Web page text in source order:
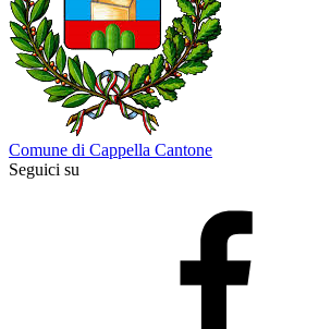
Comune di Cappella Cantone
Seguici su